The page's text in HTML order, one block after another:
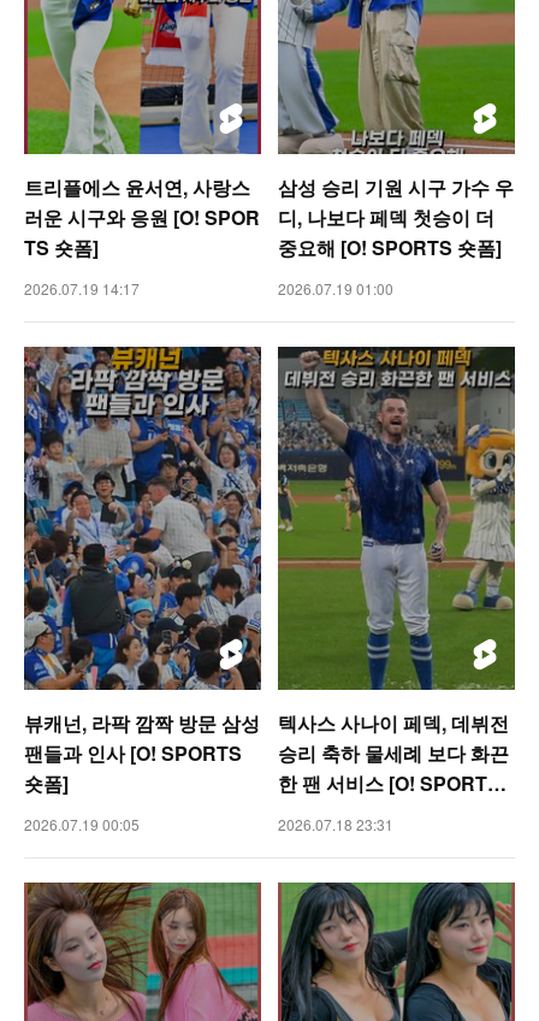
트리플에스 윤서연, 사랑스
러운 시구와 응원 [O! SPOR
TS 숏폼]
2026.07.19 14:17
삼성 승리 기원 시구 가수 우
디, 나보다 페덱 첫승이 더
중요해 [O! SPORTS 숏폼]
2026.07.19 01:00
뷰캐넌, 라팍 깜짝 방문 삼성
팬들과 인사 [O! SPORTS
숏폼]
2026.07.19 00:05
텍사스 사나이 페덱, 데뷔전
승리 축하 물세례 보다 화끈
한 팬 서비스 [O! SPORTS
숏폼]
2026.07.18 23:31